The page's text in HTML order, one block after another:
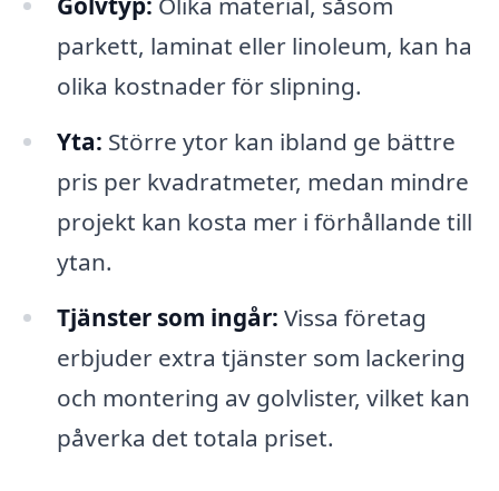
parkett, laminat eller linoleum, kan ha
olika kostnader för slipning.
Yta: Större ytor kan ibland ge bättre
pris per kvadratmeter, medan mindre
projekt kan kosta mer i förhållande till
ytan.
Tjänster som ingår: Vissa företag
erbjuder extra tjänster som lackering
och montering av golvlister, vilket kan
påverka det totala priset.